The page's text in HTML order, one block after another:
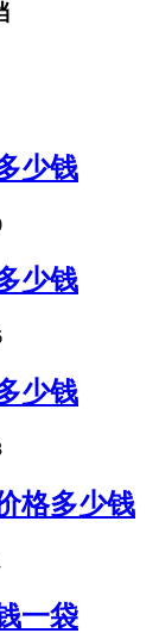
少钱
少钱
少钱
格多少钱
一袋